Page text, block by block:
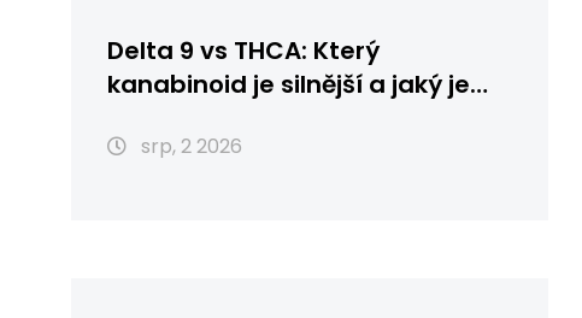
Delta 9 vs THCA: Který
kanabinoid je silnější a jaký je
srp, 2 2026